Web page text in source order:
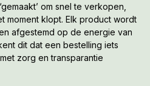
om snel te verkopen,
moment klopt. Elk product wordt
afgestemd op de energie van
dit dat een bestelling iets
zorg en transparantie